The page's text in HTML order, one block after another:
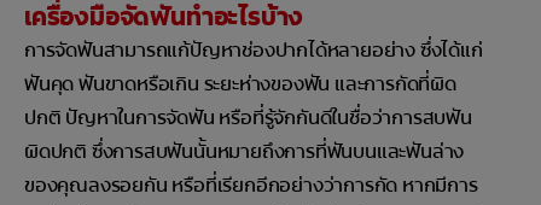
เครื่องมือจัดฟันทำอะไรบ้าง
การจัดฟันสามารถแก้ปัญหาช่องปากได้หลายอย่าง ซึ่งได้แก่
ฟันคุด ฟันขาดหรือเกิน ระยะห่างของฟัน และการกัดที่ผิด
ปกติ ปัญหาในการจัดฟัน หรือที่รู้จักกันดีในชื่อว่าการสบฟัน
ผิดปกติ ซึ่งการสบฟันนั้นหมายถึงการที่ฟันบนและฟันล่าง
ของคุณลงรอยกัน หรือที่เรียกอีกอย่างว่าการกัด หากมีการ